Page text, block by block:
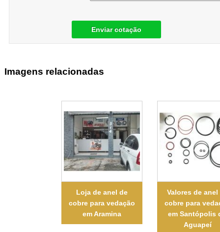
Enviar cotação
Imagens relacionadas
Loja de anel de
cobre para vedação
em Aramina
Valores de anel
cobre para
em Santópolis
Aguapeí